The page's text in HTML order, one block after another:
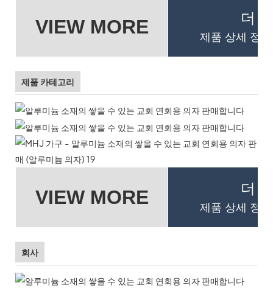
VIEW MORE 더
제품 상세 정
제품 카테고리
VIEW MORE 더
제품 상세 정
회사